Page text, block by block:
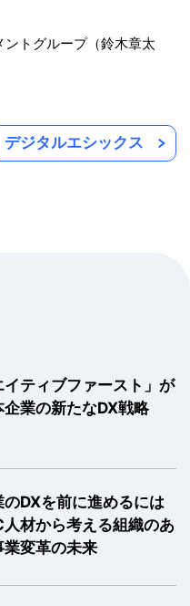
トグループ（鈴木章太
デジタルエシックス
イティブファースト」が
企業の新たなDX戦略
のDXを前に進めるには
材から考える組織のあ
業変革の未来